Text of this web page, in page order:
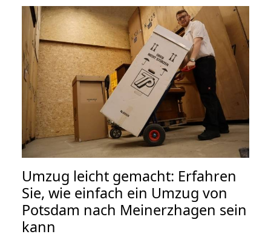
Umzug leicht gemacht: Erfahren
Sie, wie einfach ein Umzug von
Potsdam nach Meinerzhagen sein
kann